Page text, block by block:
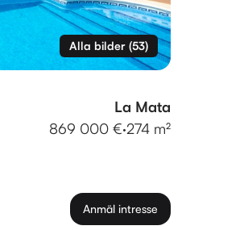
Alla bilder(53)
La Mata
869 000 €·274 m²
Anmäl intresse